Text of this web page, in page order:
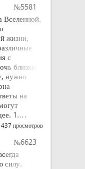
№5581
Вселенной.
жизни,
с
близким
нужно
на
1.…
437 просмотров
№6623
силу.